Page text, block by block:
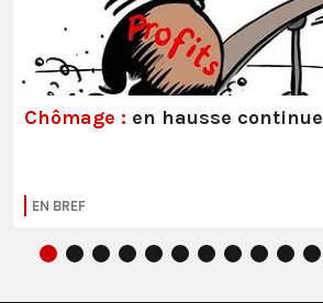
Chômage : en hausse continue
EN BREF